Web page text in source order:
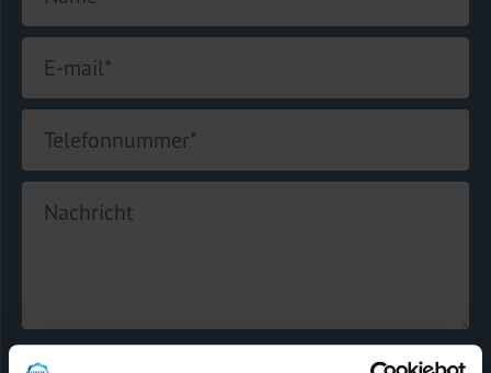
E-mail*
Telefonnummer*
Nachricht